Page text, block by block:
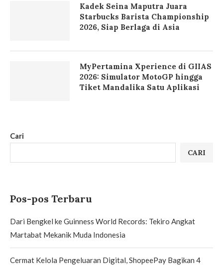
Cari
CARI
Pos-pos Terbaru
Dari Bengkel ke Guinness World Records: Tekiro Angkat
Martabat Mekanik Muda Indonesia
Cermat Kelola Pengeluaran Digital, ShopeePay Bagikan 4
Kadek Seina Maputra Juara
Starbucks Barista Championship
2026, Siap Berlaga di Asia
MyPertamina Xperience di GIIAS
2026: Simulator MotoGP hingga
Tiket Mandalika Satu Aplikasi